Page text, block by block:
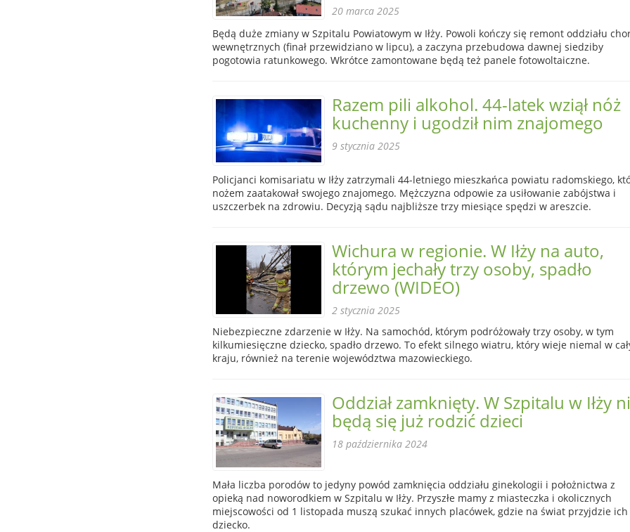
20 marca 2025
Będą duże zmiany w Szpitalu Powiatowym w Iłży. Powoli kończy się remont oddziału
wewnętrznych (finał przewidziano w lipcu), a zaczyna przebudowa dawnej siedziby
pogotowia ratunkowego. Wkrótce zamontowane będą też panele fotowoltaiczne.
Razem pili alkohol. 44-latek wziął nóż
kuchenny i ugodził nim znajomego
9 stycznia 2025
Policjanci komisariatu w Iłży zatrzymali 44-letniego mieszkańca powiatu radomskiego,
nożem zaatakował swojego znajomego. Mężczyzna odpowie za usiłowanie zabójstwa i
uszczerbek na zdrowiu. Decyzją sądu najbliższe trzy miesiące spędzi w areszcie.
Wichura w regionie. W Iłży na auto,
którym jechały trzy osoby, spadło
drzewo (WIDEO)
2 stycznia 2025
Niebezpieczne zdarzenie w Iłży. Na samochód, którym podróżowały trzy osoby, w tym
kilkumiesięczne dziecko, spadło drzewo. To efekt silnego wiatru, który wieje niemal w
kraju, również na terenie województwa mazowieckiego.
Oddział zamknięty. W Szpitalu w Iłży
będą się już rodzić dzieci
18 października 2024
Mała liczba porodów to jedyny powód zamknięcia oddziału ginekologii i położnictwa z
opieką nad noworodkiem w Szpitalu w Iłży. Przyszłe mamy z miasteczka i okolicznych
miejscowości od 1 listopada muszą szukać innych placówek, gdzie na świat przyjdzie ich
dziecko.